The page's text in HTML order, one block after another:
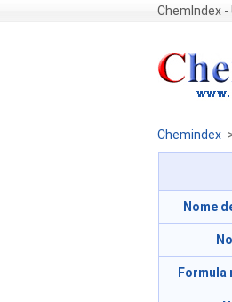
ChemIndex
Chemindex
Nome
Formula